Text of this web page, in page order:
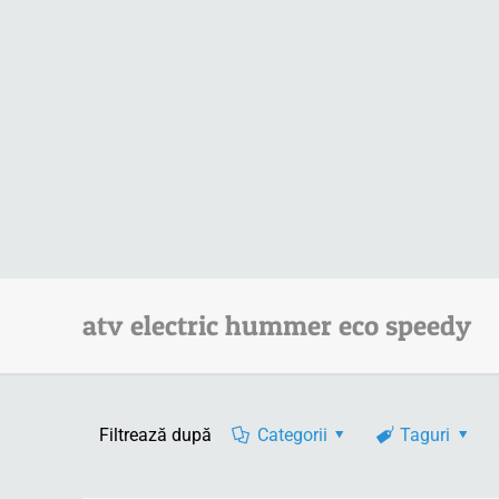
atv electric hummer eco speedy
Filtrează după Categorii Taguri